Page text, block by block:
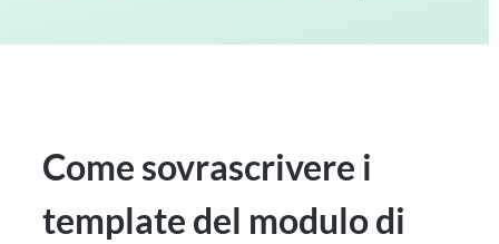
Come sovrascrivere i
template del modulo di